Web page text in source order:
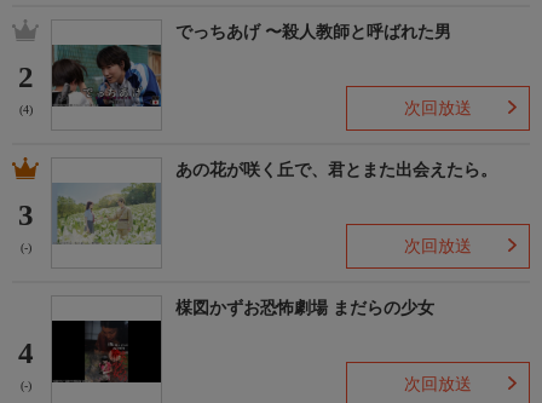
2
(4)
でっちあげ 〜殺人教師と呼ばれた男
次回放送
3
(-)
あの花が咲く丘で、君とまた出会えたら。
次回放送
4
(-)
楳図かずお恐怖劇場 まだらの少女
次回放送